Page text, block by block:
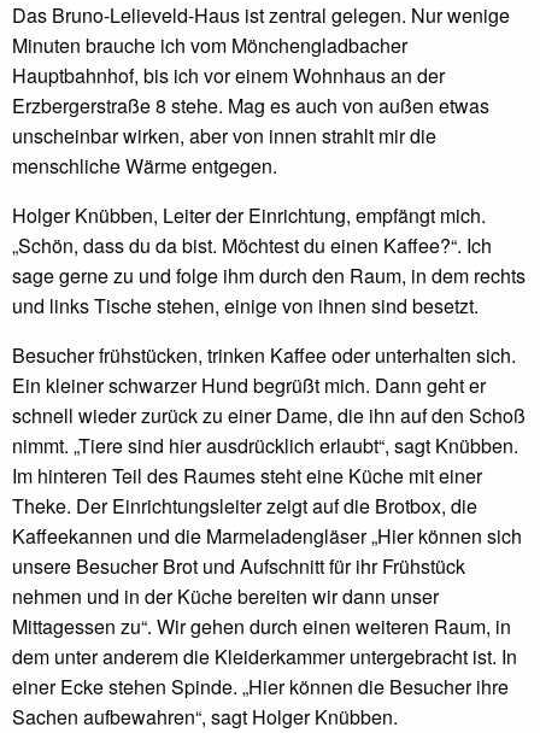
Das Bruno-Lelieveld-Haus ist zentral gelegen. Nur wenige
Minuten brauche ich vom Mönchengladbacher
Hauptbahnhof, bis ich vor einem Wohnhaus an der
Erzbergerstraße 8 stehe. Mag es auch von außen etwas
unscheinbar wirken, aber von innen strahlt mir die
menschliche Wärme entgegen.
Holger Knübben, Leiter der Einrichtung, empfängt mich.
„Schön, dass du da bist. Möchtest du einen Kaffee?“. Ich
sage gerne zu und folge ihm durch den Raum, in dem rechts
und links Tische stehen, einige von ihnen sind besetzt.
Besucher frühstücken, trinken Kaffee oder unterhalten sich.
Ein kleiner schwarzer Hund begrüßt mich. Dann geht er
schnell wieder zurück zu einer Dame, die ihn auf den Schoß
nimmt. „Tiere sind hier ausdrücklich erlaubt“, sagt Knübben.
Im hinteren Teil des Raumes steht eine Küche mit einer
Theke. Der Einrichtungsleiter zeigt auf die Brotbox, die
Kaffeekannen und die Marmeladengläser „Hier können sich
unsere Besucher Brot und Aufschnitt für ihr Frühstück
nehmen und in der Küche bereiten wir dann unser
Mittagessen zu“. Wir gehen durch einen weiteren Raum, in
dem unter anderem die Kleiderkammer untergebracht ist. In
einer Ecke stehen Spinde. „Hier können die Besucher ihre
Sachen aufbewahren“, sagt Holger Knübben.